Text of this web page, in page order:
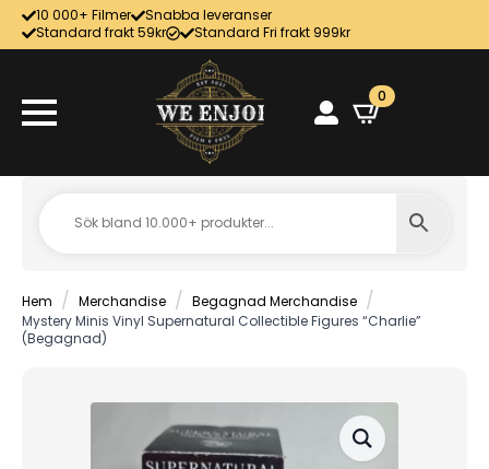
10 000+ Filmer
Snabba leveranser
Standard frakt 59kr
Standard Fri frakt 999kr
0
Hem Merchandise
Begagnad Merchandise
Mystery Minis Vinyl Supernatural Collectible Figures “Charlie”
(Begagnad)